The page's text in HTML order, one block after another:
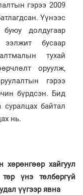
гэрээ 2009
Үүнээс
долдугаар
бусаар
тухай
оруулж,
гэрээ
бүрдсэн. Бид
суралцах байтал
нь.
хайгуул
үнэ төлбөргүй
үүгээр явна